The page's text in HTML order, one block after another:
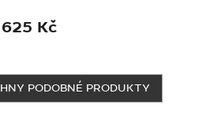
625 Kč
PODOBNÉ PRODUKTY